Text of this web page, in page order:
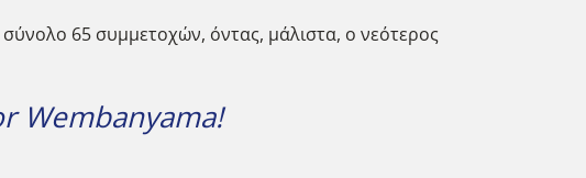
65 συμμετοχών, όντας, μάλιστα, ο νεότερος
Wembanyama!